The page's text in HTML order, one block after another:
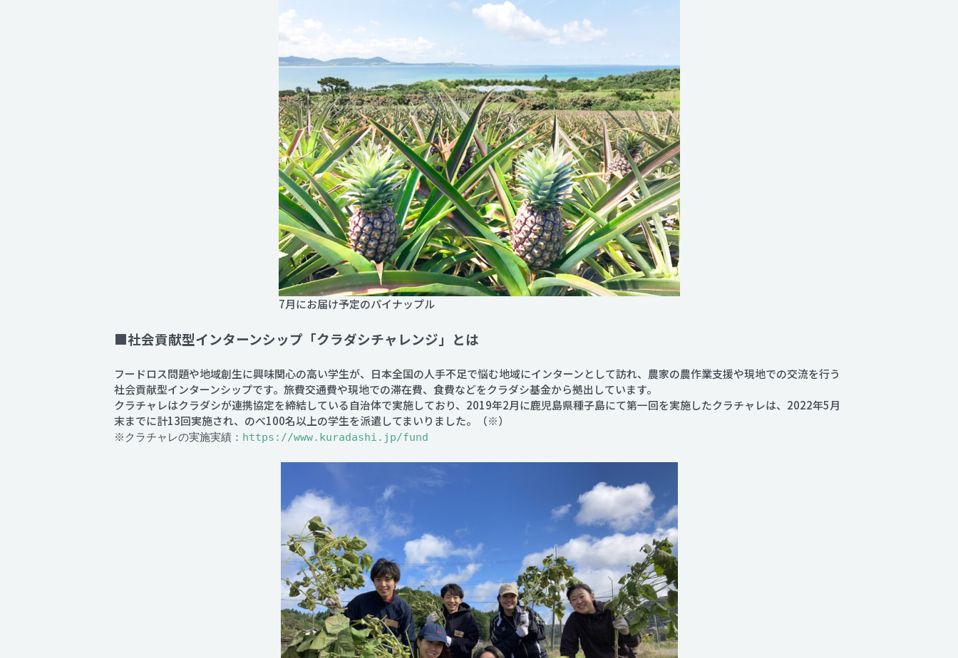
7月にお届け予定のパイナップル
■社会貢献型インターンシップ「クラダシチャレンジ」とは
フードロス問題や地域創生に興味関心の高い学生が、日本全国の人手不足で悩む地域にインターンとして訪れ、農家の農作業支援や現地での交流を行う
社会貢献型インターンシップです。旅費交通費や現地での滞在費、食費などをクラダシ基金から拠出しています。
クラチャレはクラダシが連携協定を締結している自治体で実施しており、2019年2月に鹿児島県種子島にて第一回を実施したクラチャレは、2022年5月
末までに計13回実施され、のべ100名以上の学生を派遣してまいりました。（※）
※クラチャレの実施実績： https://www.kuradashi.jp/fund